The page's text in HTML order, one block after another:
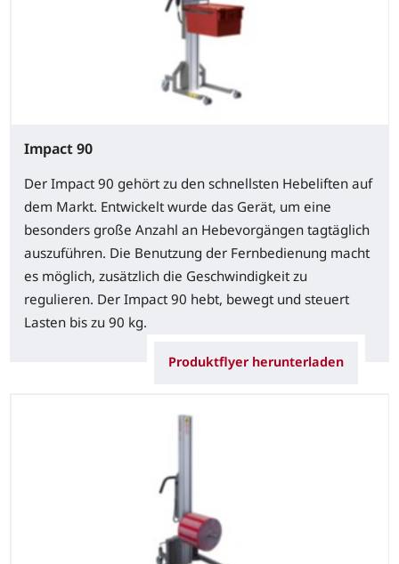
Impact 90
Der Impact 90 gehört zu den schnellsten Hebeliften auf
dem Markt. Entwickelt wurde das Gerät, um eine
besonders große Anzahl an Hebevorgängen tagtäglich
auszuführen. Die Benutzung der Fernbedienung macht
es möglich, zusätzlich die Geschwindigkeit zu
regulieren. Der Impact 90 hebt, bewegt und steuert
Lasten bis zu 90 kg.
Produktflyer herunterladen